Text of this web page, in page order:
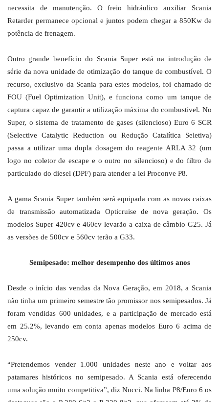
necessita de manutenção. O freio hidráulico auxiliar Scania
Retarder permanece opcional e juntos podem chegar a 850Kw de
potência de frenagem.
Outro grande benefício do Scania Super está na introdução de
série da nova unidade de otimização do tanque de combustível. O
recurso, exclusivo da Scania para estes modelos, foi chamado de
FOU (Fuel Optimization Unit), e funciona como um tanque de
captura capaz de garantir a utilização máxima do combustível. No
Super, o sistema de tratamento de gases (silencioso) Euro 6 SCR
(Selective Catalytic Reduction ou Redução Catalítica Seletiva)
passa a utilizar uma dupla dosagem do reagente ARLA 32 (um
logo no coletor de escape e o outro no silencioso) e do filtro de
particulado do diesel (DPF) para atender a lei Proconve P8.
A gama Scania Super também será equipada com as novas caixas
de transmissão automatizada Opticruise de nova geração. Os
modelos Super 420cv e 460cv levarão a caixa de câmbio G25. Já
as versões de 500cv e 560cv terão a G33.
Semipesado: melhor desempenho dos últimos anos
Desde o início das vendas da Nova Geração, em 2018, a Scania
não tinha um primeiro semestre tão promissor nos semipesados. Já
foram vendidas 600 unidades, e a participação de mercado está
em 25.2%, levando em conta apenas modelos Euro 6 acima de
250cv.
“Pretendemos vender 1.000 unidades neste ano e voltar aos
patamares históricos no semipesado. A Scania está oferecendo
uma solução muito competitiva”, diz Nucci. Na linha P8/Euro 6 os